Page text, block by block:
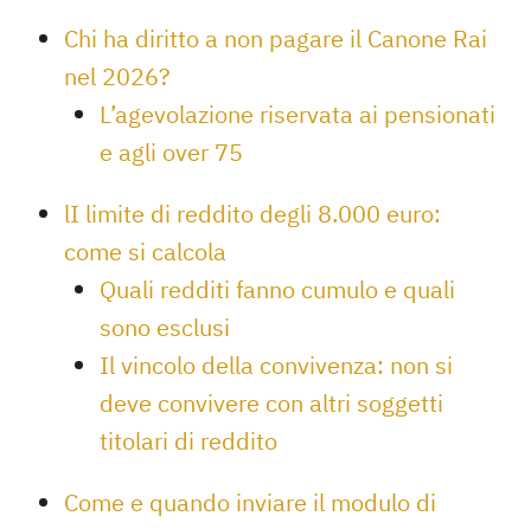
Chi ha diritto a non pagare il Canone Rai
nel 2026?
L’agevolazione riservata ai pensionati
e agli over 75
lI limite di reddito degli 8.000 euro:
come si calcola
Quali redditi fanno cumulo e quali
sono esclusi
Il vincolo della convivenza: non si
deve convivere con altri soggetti
titolari di reddito
Come e quando inviare il modulo di